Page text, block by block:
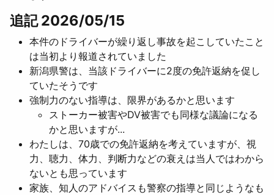
追記2026/05/15
本件のドライバーが繰り返し事故を起こしていたこと
は当初より報道されていました
新潟県警は、当該ドライバーに2度の免許返納を促し
ていたそうです
強制力のない指導は、限界があるかと思います
ストーカー被害やDV被害でも同様な議論になる
かと思いますが...
わたしは、70歳での免許返納を考えていますが、視
力、聴力、体力、判断力などの衰えは当人ではわから
ないとも思っています
家族、知人のアドバイスも警察の指導と同じようなも